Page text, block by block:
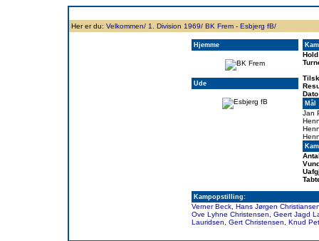
Her er du: Velkommen/ 1. Division 1969/ BK Frem - Esbjerg fB/
Hjemme
Ude
Mål
Jan
Kampopstilling:
Verner Beck Hans Jørgen
Ove Lyhne Christensen
Geert Jagd
Lauridsen
Gert Christensen Knud